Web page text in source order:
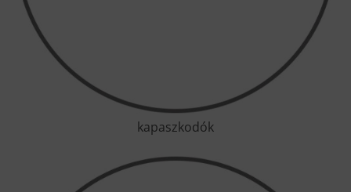
kapaszkodók